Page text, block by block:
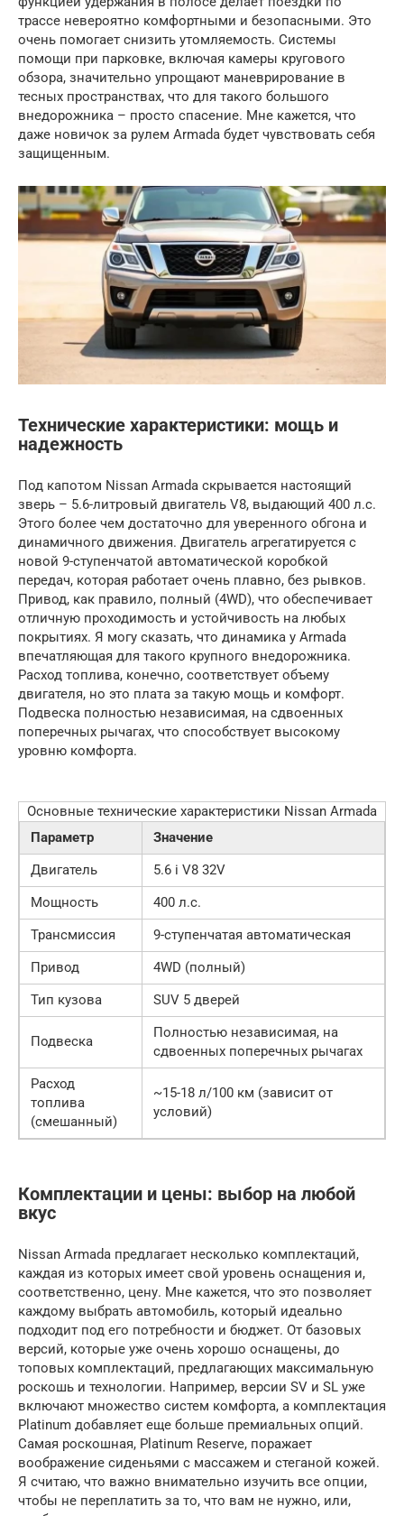
трассе невероятно комфортными и безопасными. Это
очень помогает снизить утомляемость. Системы
помощи при парковке, включая камеры кругового
обзора, значительно упрощают маневрирование в
тесных пространствах, что для такого большого
внедорожника – просто спасение. Мне кажется, что
даже новичок за рулем Armada будет чувствовать себя
защищенным.
Технические характеристики: мощь и
надежность
Под капотом Nissan Armada скрывается настоящий
зверь – 5.6-литровый двигатель V8, выдающий 400 л.с.
Этого более чем достаточно для уверенного обгона и
динамичного движения. Двигатель агрегатируется с
новой 9-ступенчатой автоматической коробкой
передач, которая работает очень плавно, без рывков.
Привод, как правило, полный (4WD), что обеспечивает
отличную проходимость и устойчивость на любых
покрытиях. Я могу сказать, что динамика у Armada
впечатляющая для такого крупного внедорожника.
Расход топлива, конечно, соответствует объему
двигателя, но это плата за такую мощь и комфорт.
Подвеска полностью независимая, на сдвоенных
поперечных рычагах, что способствует высокому
уровню комфорта.
Основные технические характеристики Nissan Armada
Параметр
Значение
Двигатель
5.6 i V8 32V
Мощность
400 л.с.
Трансмиссия
9-ступенчатая автоматическая
Привод
4WD (полный)
Тип кузова
SUV 5 дверей
Подвеска
Полностью независимая, на
сдвоенных поперечных рычагах
Расход
топлива
(смешанный)
~15-18 л/100 км (зависит от
условий)
Комплектации и цены: выбор на любой
вкус
Nissan Armada предлагает несколько комплектаций,
каждая из которых имеет свой уровень оснащения и,
соответственно, цену. Мне кажется, что это позволяет
каждому выбрать автомобиль, который идеально
подходит под его потребности и бюджет. От базовых
версий, которые уже очень хорошо оснащены, до
топовых комплектаций, предлагающих максимальную
роскошь и технологии. Например, версии SV и SL уже
включают множество систем комфорта, а комплектация
Platinum добавляет еще больше премиальных опций.
Самая роскошная, Platinum Reserve, поражает
воображение сиденьями с массажем и стеганой кожей.
Я считаю, что важно внимательно изучить все опции,
чтобы не переплатить за то, что вам не нужно, или,